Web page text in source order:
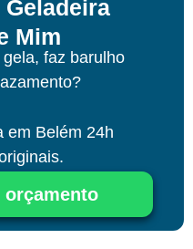
Mim
faz barulho
em Belém 24h